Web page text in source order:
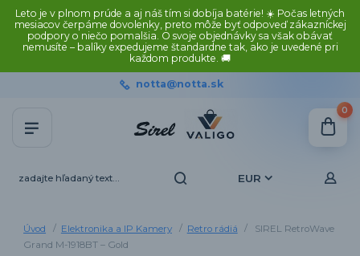
Leto je v plnom prúde a aj náš tím si dobíja batérie! ☀️ Počas letných
mesiacov čerpáme dovolenky, preto môže byť odpoveď zákazníckej
podpory o niečo pomalšia. O svoje objednávky sa však obávať
nemusíte – balíky expedujeme štandardne tak, ako je uvedené pri
každom produkte. 🚚
EUR
notta@notta.sk
0
Úvod Elektronika a IP Kamery Retro rádiá
SIREL RetroWave
Grand M-1918BT – Gold